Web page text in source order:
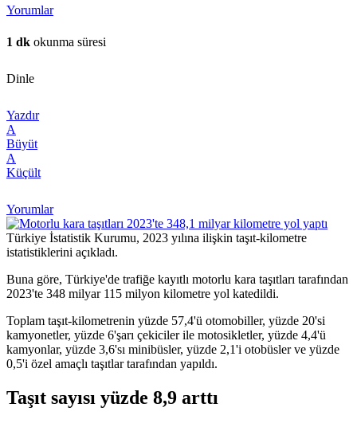
Yorumlar
1 dk okunma süresi
Dinle
Yazdır
A
Büyüt
A
Küçült
Yorumlar
Türkiye İstatistik Kurumu, 2023 yılına ilişkin taşıt-kilometre
istatistiklerini açıkladı.
Buna göre, Türkiye'de trafiğe kayıtlı motorlu kara taşıtları tarafından
2023'te 348 milyar 115 milyon kilometre yol katedildi.
Toplam taşıt-kilometrenin yüzde 57,4'ü otomobiller, yüzde 20'si
kamyonetler, yüzde 6'şarı çekiciler ile motosikletler, yüzde 4,4'ü
kamyonlar, yüzde 3,6'sı minibüsler, yüzde 2,1'i otobüsler ve yüzde
0,5'i özel amaçlı taşıtlar tarafından yapıldı.
Taşıt sayısı yüzde 8,9 arttı